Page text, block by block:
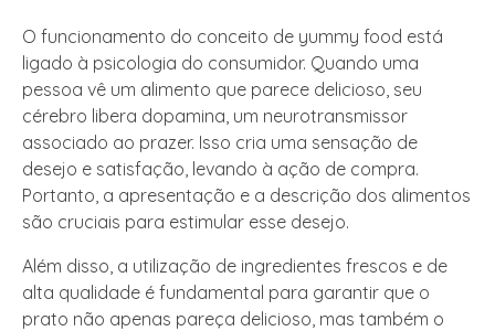
O funcionamento do conceito de yummy food está
ligado à psicologia do consumidor. Quando uma
pessoa vê um alimento que parece delicioso, seu
cérebro libera dopamina, um neurotransmissor
associado ao prazer. Isso cria uma sensação de
desejo e satisfação, levando à ação de compra.
Portanto, a apresentação e a descrição dos alimentos
são cruciais para estimular esse desejo.
Além disso, a utilização de ingredientes frescos e de
alta qualidade é fundamental para garantir que o
prato não apenas pareça delicioso, mas também o